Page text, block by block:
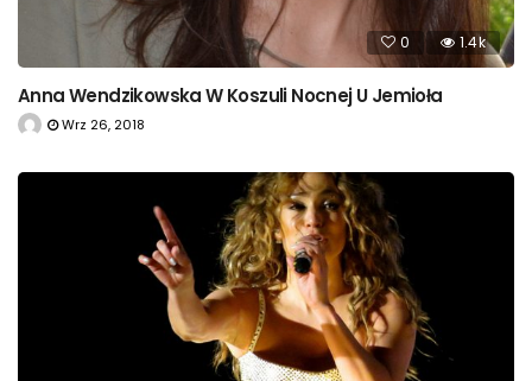
0 1.4k
Anna Wendzikowska W Koszuli Nocnej U Jemioła
Wrz 26, 2018